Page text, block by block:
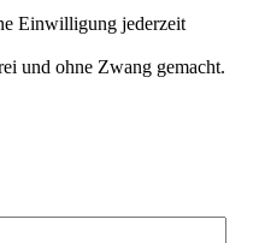
Einwilligung jederzeit
und ohne Zwang gemacht.